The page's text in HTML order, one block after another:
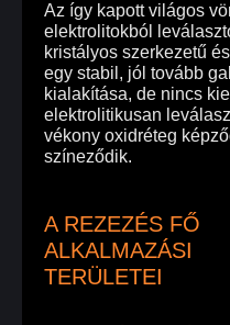
Az így kapott világos
elektrolitokból
kristályos szerkezetű
egy stabil, jól tovább
kialakítása, de nincs
elektrolitikusan
vékony oxidréteg
színeződik.
A REZEZÉS FŐ
ALKALMAZÁSI
TERÜLETEI